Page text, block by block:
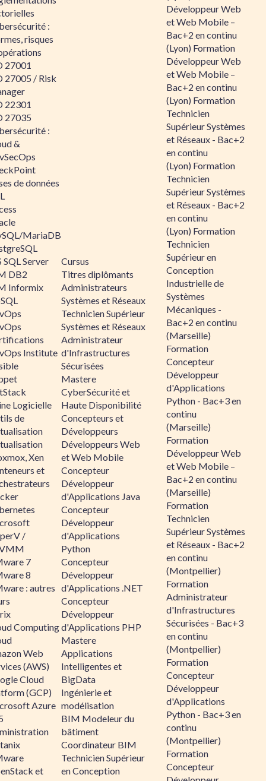
:
risques
27001
27005 / Risk
22301
27035
:
&
de données
MariaDB
SQL Server
DB2
Informix
Institute
Logicielle
de
Xen
et
/
7
8
: autres
Computing
Web
(AWS)
Cloud
(GCP)
Azure
et
Cursus
Titres diplômants
Administrateurs
Systèmes et Réseaux
Technicien Supérieur
Systèmes et Réseaux
Administrateur
d'Infrastructures
Sécurisées
Mastere
CyberSécurité et
Haute Disponibilité
Concepteurs et
Développeurs
Développeurs Web
et Web Mobile
Concepteur
Développeur
d'Applications Java
Concepteur
Développeur
d'Applications
Python
Concepteur
Développeur
d'Applications .NET
Concepteur
Développeur
d'Applications PHP
Mastere
Applications
Intelligentes et
BigData
Ingénierie et
modélisation
BIM Modeleur du
bâtiment
Coordinateur BIM
Technicien Supérieur
en Conception
Développeur Web
et Web Mobile –
Bac+2 en continu
(Lyon) Formation
Développeur Web
et Web Mobile –
Bac+2 en continu
(Lyon) Formation
Technicien
Supérieur Systèmes
et Réseaux - Bac+2
en continu
(Lyon) Formation
Technicien
Supérieur Systèmes
et Réseaux - Bac+2
en continu
(Lyon) Formation
Technicien
Supérieur en
Conception
Industrielle de
Systèmes
Mécaniques -
Bac+2 en continu
(Marseille)
Formation
Concepteur
Développeur
d'Applications
Python - Bac+3 en
continu
(Marseille)
Formation
Développeur Web
et Web Mobile –
Bac+2 en continu
(Marseille)
Formation
Technicien
Supérieur Systèmes
et Réseaux - Bac+2
en continu
(Montpellier)
Formation
Administrateur
d'Infrastructures
Sécurisées - Bac+3
en continu
(Montpellier)
Formation
Concepteur
Développeur
d'Applications
Python - Bac+3 en
continu
(Montpellier)
Formation
Concepteur